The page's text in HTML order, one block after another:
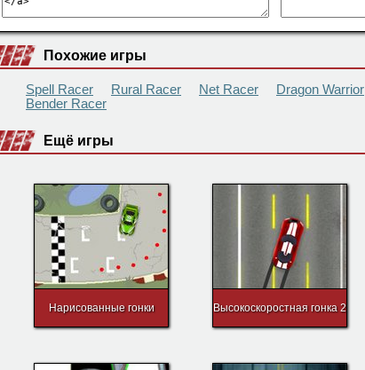
Похожие игры
Spell Racer Rural Racer Net Racer Dragon Warrior
Bender Racer
Ещё игры
Нарисованные гонки Высокоскоростная гонка 2